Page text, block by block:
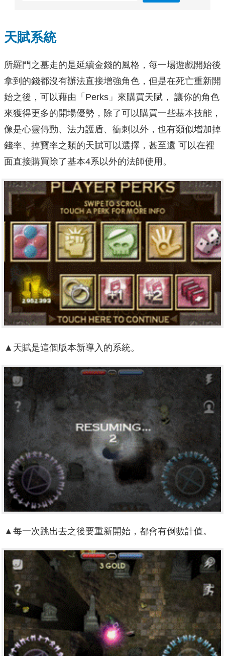
天賦系統
所羅門之墓走的是延續金錢的風格，每一場遊戲開始後
拿到的錢都沒有辦法直接增強角色，但是在死亡重新開
始之後，可以藉由「Perks」來購買天賦， 讓你的角色
來獲得更多的開場優勢，除了可以購買一些基本技能，
像是心靈傳動、法力護盾、衝刺以外，也有類似增加掉
錢率、掉寶率之類的天賦可以選擇，甚至還 可以在裡
面直接購買除了基本4系以外的法師使用。
▲天賦是這個版本新導入的系統。
▲每一次跳出去之後要重新開始，都會有倒數計值。